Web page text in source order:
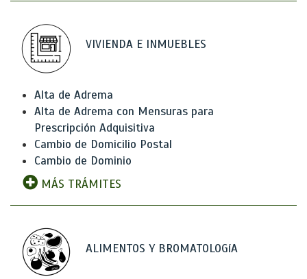
VIVIENDA E INMUEBLES
Alta de Adrema
Alta de Adrema con Mensuras para
Prescripción Adquisitiva
Cambio de Domicilio Postal
Cambio de Dominio
MÁS TRÁMITES
ALIMENTOS Y BROMATOLOGíA